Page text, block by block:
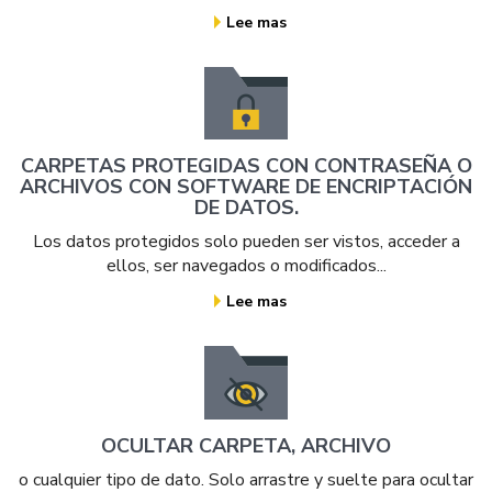
Lee mas
CARPETAS PROTEGIDAS CON CONTRASEÑA O
ARCHIVOS CON SOFTWARE DE ENCRIPTACIÓN
DE DATOS.
Los datos protegidos solo pueden ser vistos, acceder a
ellos, ser navegados o modificados...
Lee mas
OCULTAR CARPETA, ARCHIVO
o cualquier tipo de dato. Solo arrastre y suelte para ocultar